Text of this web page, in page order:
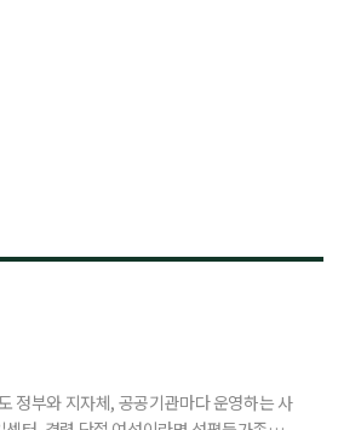
정부와 지자체, 공공기관마다 운영하는 사